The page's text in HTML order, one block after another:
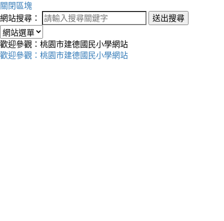
關閉區塊
網站搜尋：
送出搜尋
歡迎參觀：桃園市建德國民小學網站
歡迎參觀：桃園市建德國民小學網站